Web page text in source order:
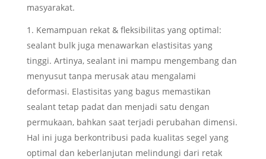
masyarakat.
Kemampuan rekat & fleksibilitas yang optimal:
sealant bulk juga menawarkan elastisitas yang
tinggi. Artinya, sealant ini mampu mengembang dan
menyusut tanpa merusak atau mengalami
deformasi. Elastisitas yang bagus memastikan
sealant tetap padat dan menjadi satu dengan
permukaan, bahkan saat terjadi perubahan dimensi.
Hal ini juga berkontribusi pada kualitas segel yang
optimal dan keberlanjutan melindungi dari retak